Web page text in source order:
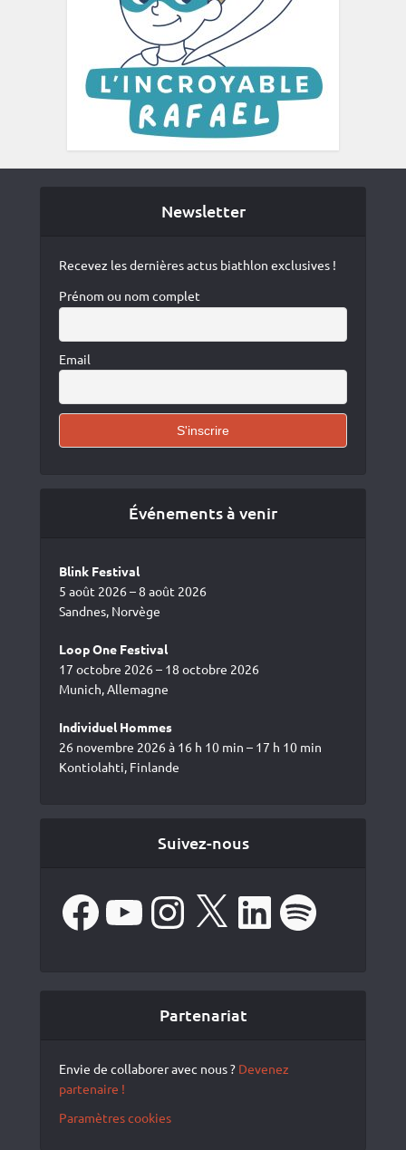
Newsletter
Recevez les dernières actus biathlon exclusives !
Prénom ou nom complet
Email
Événements à venir
Blink Festival
5 août 2026 – 8 août 2026
Sandnes, Norvège
Loop One Festival
17 octobre 2026 – 18 octobre 2026
Munich, Allemagne
Individuel Hommes
26 novembre 2026 à 16 h 10 min – 17 h 10 min
Kontiolahti, Finlande
Suivez-nous
FacebookYouTube Instagram LinkedIn Spotify
Partenariat
Envie de collaborer avec nous ? Devenez
partenaire !
Paramètres cookies